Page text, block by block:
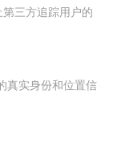
三方追踪用户的
真实身份和位置信